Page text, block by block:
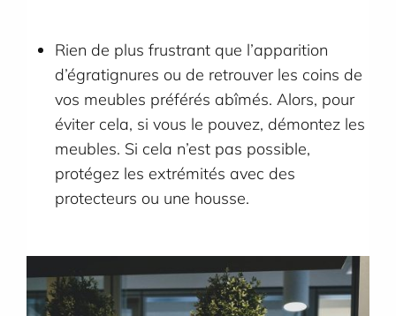
Rien de plus frustrant que l’apparition
d’égratignures ou de retrouver les coins de
vos meubles préférés abîmés. Alors, pour
éviter cela, si vous le pouvez, démontez les
meubles. Si cela n’est pas possible,
protégez les extrémités avec des
protecteurs ou une housse.